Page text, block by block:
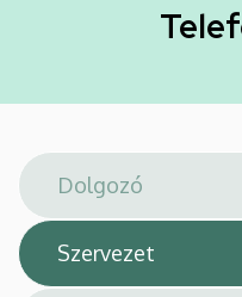
Általános
Arany
János
téri
hely